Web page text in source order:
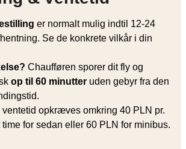
er normalt mulig indtil 12-24
Se de konkrete vilkår i din
Chaufføren sporer dit fly og
op til 60 minutter uden gebyr fra den
ventetid opkræves omkring 40 PLN pr.
for sedan eller 60 PLN for minibus.